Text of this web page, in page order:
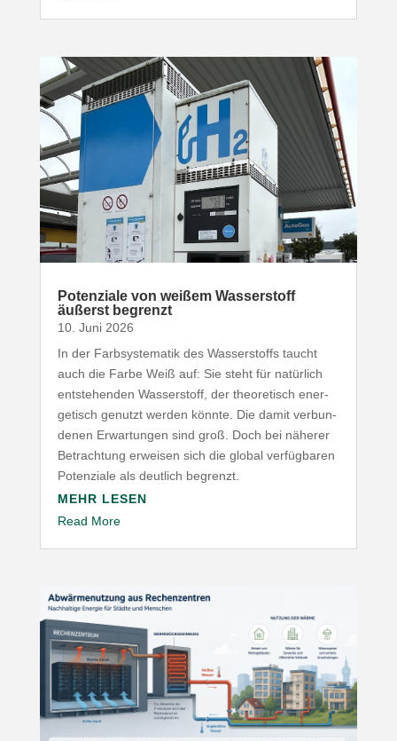
Poten­ziale von weißem Wasser­stoff
äußerst begrenzt
10. Juni 2026
In der Farb­sys­te­matik des Wasser­stoffs taucht
auch die Farbe Weiß auf: Sie steht für natürlich
entste­henden Wasser­stoff, der theo­re­tisch ener­
ge­tisch genutzt werden könnte. Die damit verbun­
denen Erwar­tungen sind groß. Doch bei näherer
Betrachtung erweisen sich die global verfüg­baren
Poten­ziale als deutlich begrenzt.
MEHR LESEN
Read More